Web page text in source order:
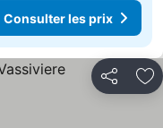
Consulter les prix
Partager